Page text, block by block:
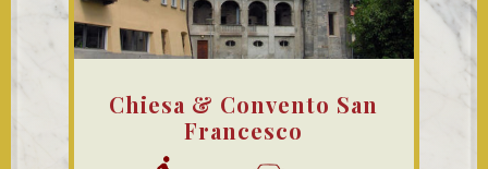
Chiesa & Convento San
Francesco